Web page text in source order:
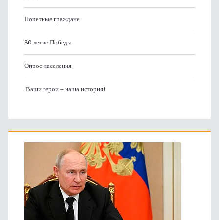
Почетные граждане
80-летие Победы
Опрос населения
Ваши герои – наша история!